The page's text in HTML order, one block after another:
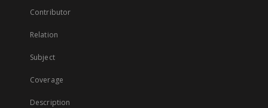
Contributor
Relation
Subject
Coverage
Description